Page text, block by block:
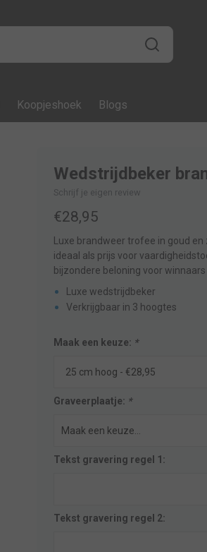
Koopjeshoek Blogs
Wedstrijdbeker
Schrijf je eigen review
€28,95
Luxe brandweer trofee in goud
ideaal als prijs voor
bijzondere beloning voor
Luxe wedstrijdbeker
Verkrijgbaar in 3 hoogtes
Maak een keuze: *
Graveerplaatje: *
Tekst gravering regel 1:
Tekst gravering regel 2: